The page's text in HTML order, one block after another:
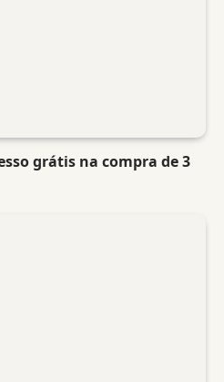
grátis na compra de 3